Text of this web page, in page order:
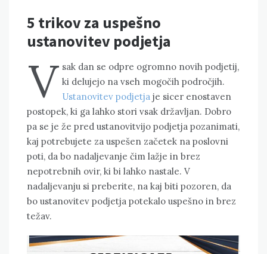
5 trikov za uspešno
ustanovitev podjetja
V sak dan se odpre ogromno novih podjetij,
ki delujejo na vseh mogočih področjih.
Ustanovitev podjetja je sicer enostaven
postopek, ki ga lahko stori vsak državljan. Dobro
pa se je že pred ustanovitvijo podjetja pozanimati,
kaj potrebujete za uspešen začetek na poslovni
poti, da bo nadaljevanje čim lažje in brez
nepotrebnih ovir, ki bi lahko nastale. V
nadaljevanju si preberite, na kaj biti pozoren, da
bo ustanovitev podjetja potekalo uspešno in brez
težav.